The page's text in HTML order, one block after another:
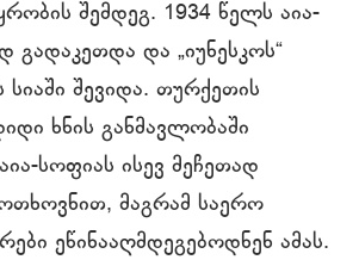
შემდეგ. 1934 წელს აია-
გადაკეთდა და „იუნესკოს“
სიაში შევიდა. თურქეთის
ხნის განმავლობაში
სოფიას ისევ მეჩეთად
მაგრამ საერო
ეწინააღმდეგებოდნენ ამას.